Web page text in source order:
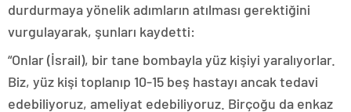
durdurmaya yönelik adımların atılması gerektiğini
vurgulayarak, şunları kaydetti:
“Onlar (İsrail), bir tane bombayla yüz kişiyi yaralıyorlar.
Biz, yüz kişi toplanıp 10-15 beş hastayı ancak tedavi
edebiliyoruz, ameliyat edebiliyoruz. Birçoğu da enkaz